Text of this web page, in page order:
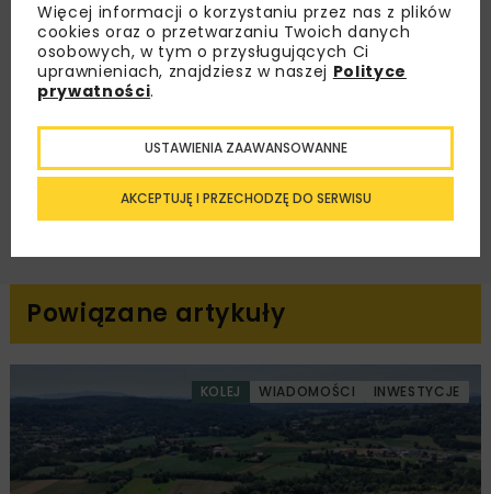
Zapoznałam/em się zPolityką Prywatnościi
Regulaminemoraz wyrażam zgodę na otrzymywanie na
handlowej w postaci newslettera.
ZAPISZ MNIE
Powiązane artykuły
KOLEJ WIADOMOŚCI INWESTYCJE
Więcej informacji o korzystaniu przez nas z plików
cookies oraz o przetwarzaniu Twoich danych
osobowych, w tym o przysługujących Ci
uprawnieniach, znajdziesz w naszej Polityce
prywatności.
AKCEPTUJĘ I PRZECHODZĘ DO SERWISU
USTAWIENIA ZAAWANSOWANNE